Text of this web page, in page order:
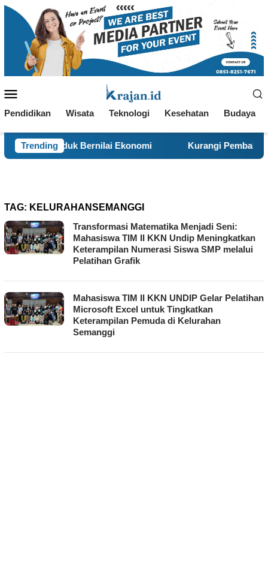
Loncat
Mobile
Pendidikan Wisata Teknologi Kesehatan Budaya
Trending
Bernilai Ekonomi Kurangi Pembakaran Sampah
TAG: KELURAHANSEMANGGI
Transformasi Matematika Menjadi Seni:
Mahasiswa TIM II KKN Undip Meningkatkan
Keterampilan Numerasi Siswa SMP melalui
Pelatihan Grafik
Mahasiswa TIM II KKN UNDIP Gelar Pelatihan
Microsoft Excel untuk Tingkatkan
Keterampilan Pemuda di Kelurahan
Semanggi